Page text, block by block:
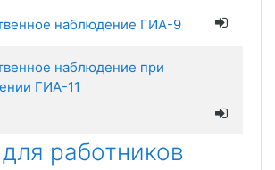
наблюдение ГИА-9
наблюдение при
ГИА-11
работников